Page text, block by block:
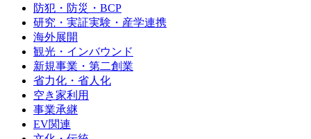
防犯・防災・BCP
研究・実証実験・産学連携
海外展開
観光・インバウンド
新規事業・第二創業
省力化・省人化
空き家利用
事業承継
EV関連